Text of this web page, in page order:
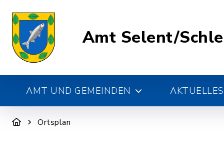
Amt Selent/
AMT UND GEMEINDEN AKTUELLES
Ortsplan